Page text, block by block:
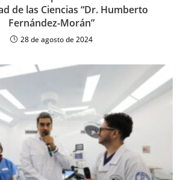
de las Ciencias “Dr. Humberto
Fernández-Morán”
28 de agosto de 2024